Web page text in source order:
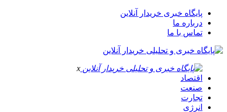
پایگاه خبری خریدار آنلاین
درباره ما
تماس با ما
x
اقتصاد
صنعت
تجارت
انرژی